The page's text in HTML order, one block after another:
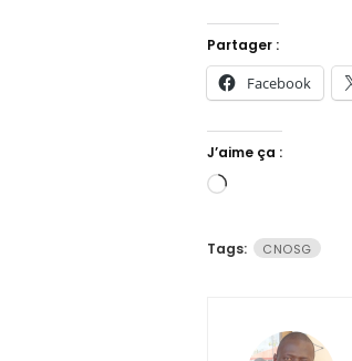
Partager :
Facebook
J’aime ça :
Chargement…
Tags: CNOSG